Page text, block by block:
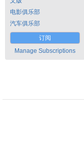
电影俱乐部
汽车俱乐部
订阅
Manage Subscriptions